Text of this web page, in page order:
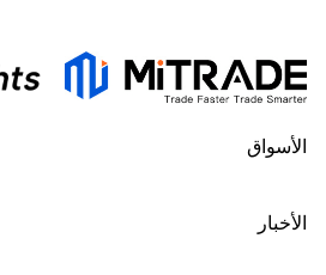
الأسواق
الأخبار